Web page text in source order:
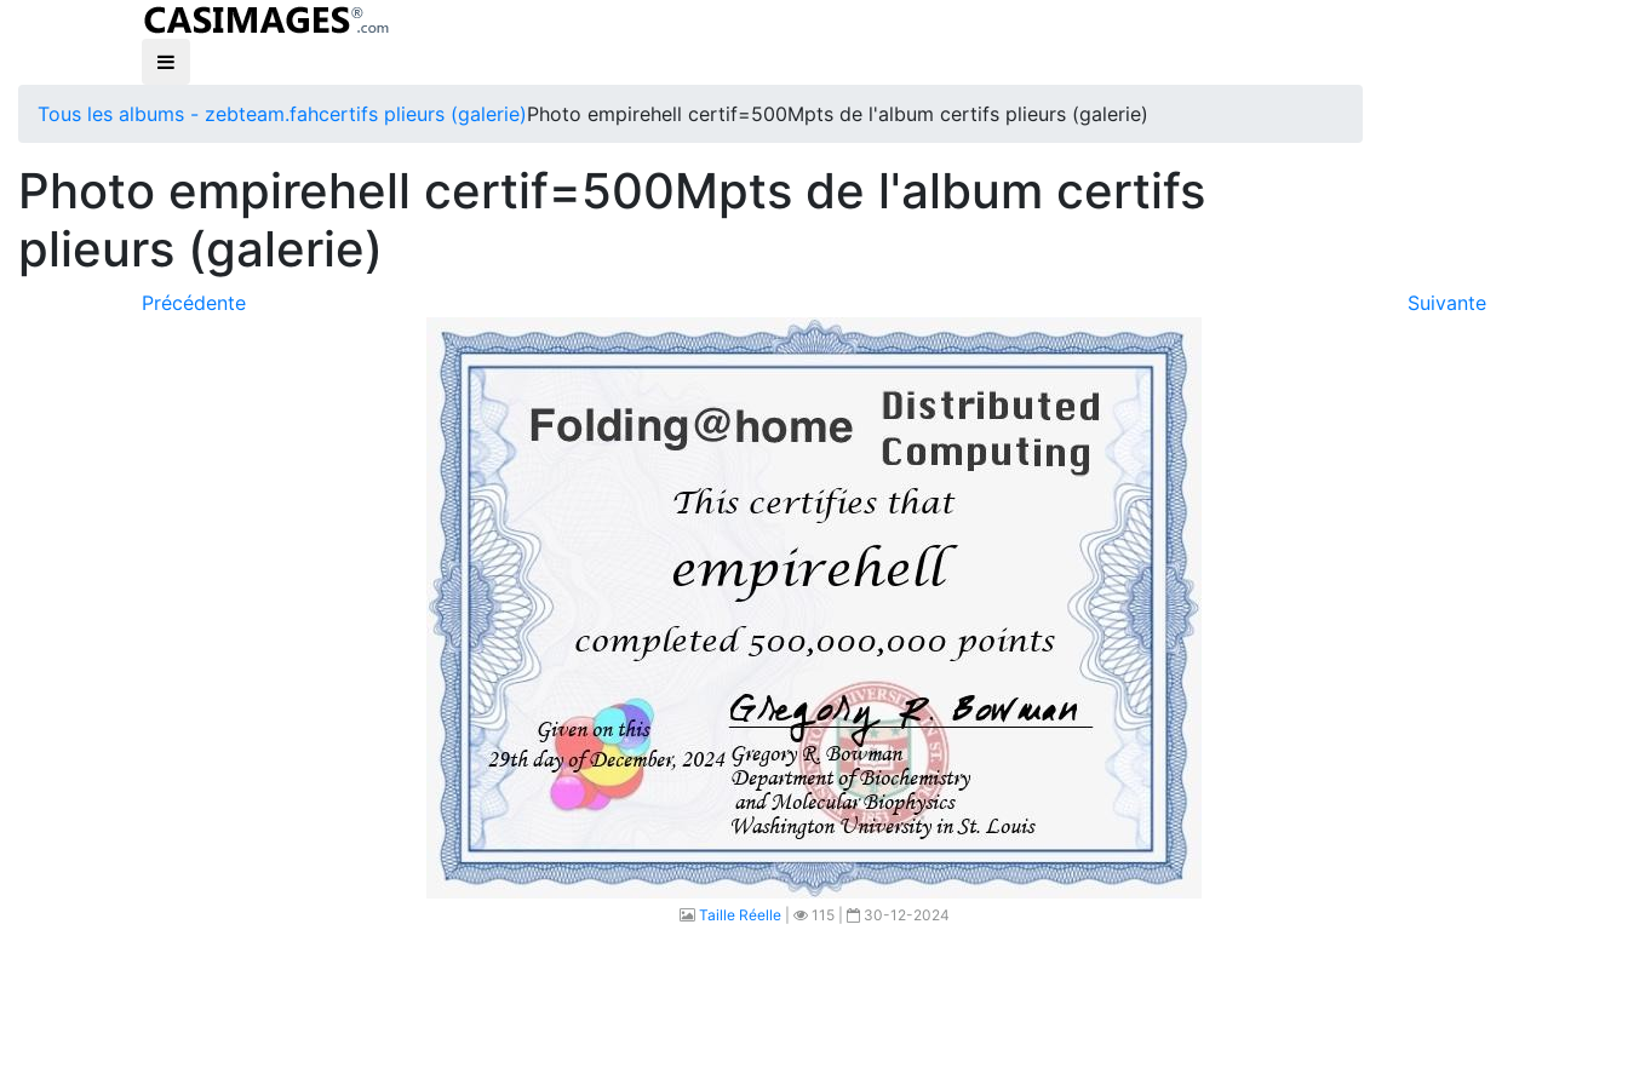
Tous les albums - zebteam.fahcertifs plieurs (galerie)Photo empirehell certif=500Mpts de l'album certifs plieurs (galerie)
Photo empirehell certif=500Mpts de l'album certifs
plieurs (galerie)
Précédente Suivante
Taille Réelle| 115 | 30-12-2024